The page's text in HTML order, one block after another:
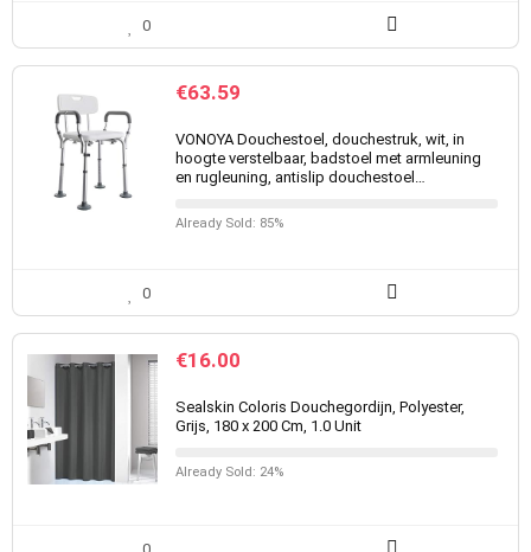
0
€63.59
VONOYA Douchestoel, douchestruk, wit, in
hoogte verstelbaar, badstoel met armleuning
en rugleuning, antislip douchestoel…
Already Sold: 85%
0
€16.00
Sealskin Coloris Douchegordijn, Polyester,
Grijs, 180 x 200 Cm, 1.0 Unit
Already Sold: 24%